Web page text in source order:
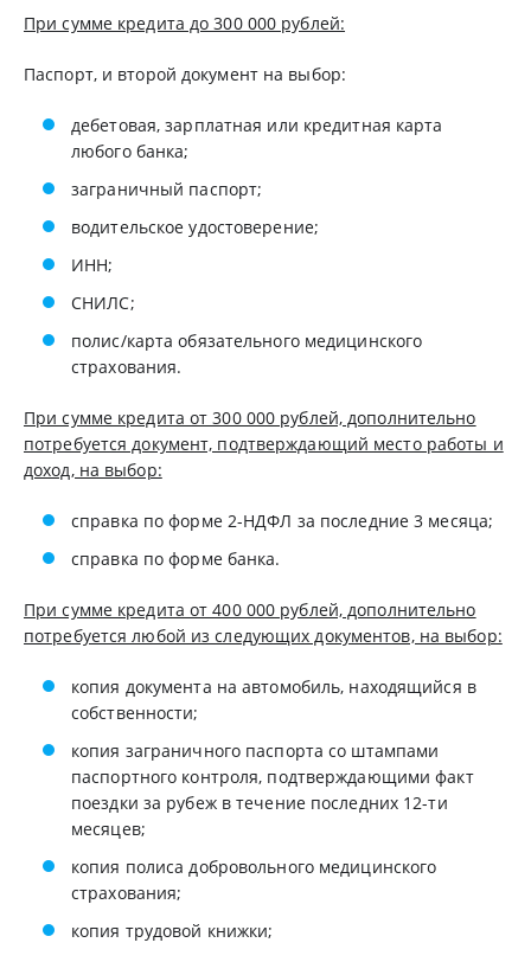
При сумме кредита до 300 000 рублей:
Паспорт, и второй документ на выбор:
дебетовая, зарплатная или кредитная карта
любого банка;
заграничный паспорт;
водительское удостоверение;
ИНН;
СНИЛС;
полис/карта обязательного медицинского
страхования.
При сумме кредита от 300 000 рублей, дополнительно
потребуется документ, подтверждающий место работы и
доход, на выбор:
справка по форме 2-НДФЛ за последние 3 месяца;
справка по форме банка.
При сумме кредита от 400 000 рублей, дополнительно
потребуется любой из следующих документов, на выбор:
копия документа на автомобиль, находящийся в
собственности;
копия заграничного паспорта со штампами
паспортного контроля, подтверждающими факт
поездки за рубеж в течение последних 12-ти
месяцев;
копия полиса добровольного медицинского
страхования;
копия трудовой книжки;